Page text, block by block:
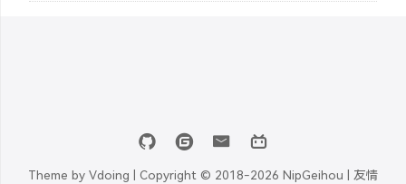
Theme by Vdoing | Copyright © 2018-2026 NipGeihou | 友情